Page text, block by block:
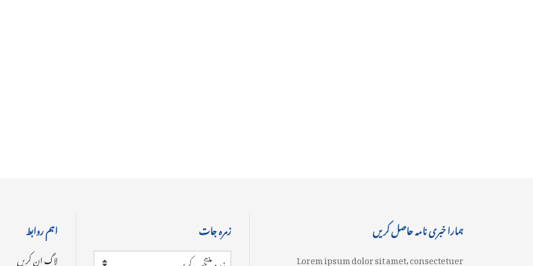
ہمارا خبری نامہ حاصل کریں
Lorem ipsum dolor sit amet, consectetuer
زمرہ جات اہم روابط
لاگ ان کریں